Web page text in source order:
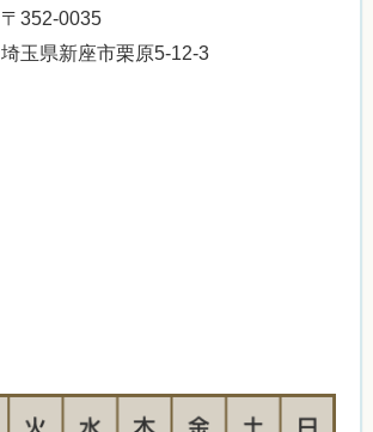
〒352-0035
埼玉県新座市栗原5-12-3